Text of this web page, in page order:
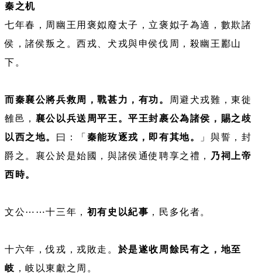
秦之机
七年春，周幽王用褒姒廢太子，立褒姒子為適，數欺諸
侯，諸侯叛之。西戎、犬戎與申侯伐周，殺幽王酈山
下。
而秦襄公將兵救周，戰甚力，有功。
周避犬戎難，東徙
雒邑， 襄公以兵送周平王。平王封裹公為諸侯，賜之歧
以西之地。 曰：「 秦能玫逐戎，即有其地。
」與誓，封
爵之。襄公於是始國，與諸侯通使聘享之禮，
乃祠上帝
西時。
文公⋯⋯十三年， 初有史以紀事 ，民多化者。
十六年，伐戎，戎敗走。 於是遂收周餘民有之，地至
岐 ，岐以東獻之周。